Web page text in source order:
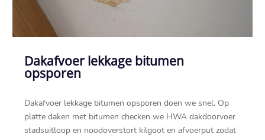
Dakafvoer lekkage bitumen
opsporen
Dakafvoer lekkage bitumen opsporen doen we snel.​ Op
platte daken met bitumen checken we HWA dakdoorvoer
stadsuitloop en noodoverstort kilgoot en afvoerput zodat